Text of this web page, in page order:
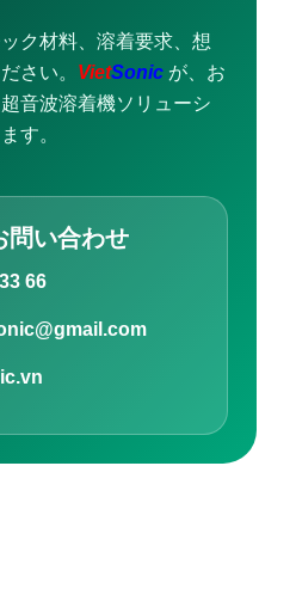
ク材料、溶着要求、想
さい。 VietSonic が、お
音波溶着機ソリューシ
す。
い合わせ
66